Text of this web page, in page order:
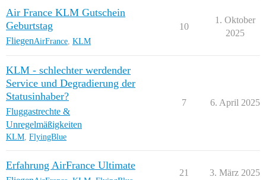
Air France KLM Gutschein
Geburtstag
FliegenAirFrance KLM
10
1. Oktober
2025
KLM - schlechter werdender
Service und Degradierung der
Statusinhaber?
Fluggastrechte &
Unregelmäßigkeiten
KLM, FlyingBlue
7 6. April 2025
Erfahrung AirFrance Ultimate
21 3. März 2025